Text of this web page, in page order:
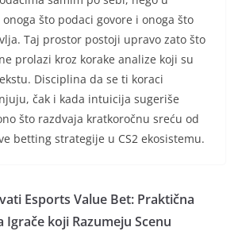
što podaci govore i onoga što
Taj prostor postoji upravo zato što
prolazi kroz korake analize koji su
Disciplina da se ti koraci
čak i kada intuicija sugeriše
što razdvaja kratkoročnu sreću od
betting strategije u CS2 ekosistemu.
Esports Value Bet: Praktična
Igrače koji Razumeju Scenu